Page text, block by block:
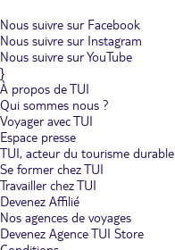
Nous suivre sur Facebook
Nous suivre sur Instagram
Nous suivre sur YouTube
}
À propos de TUI
Qui sommes nous ?
Voyager avec TUI
Espace presse
TUI, acteur du tourisme durable
Se former chez TUI
Travailler chez TUI
Devenez Affilié
Nos agences de voyages
Devenez Agence TUI Store